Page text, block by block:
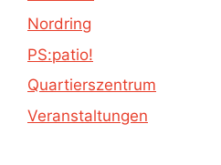
Nordring
PS:patio!
Quartierszentrum
Veranstaltungen